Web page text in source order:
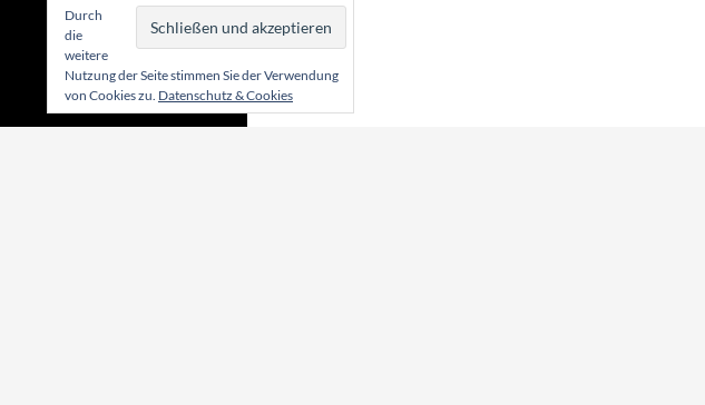
Durch
die
weitere
Nutzung der Seite stimmen Sie der Verwendung
von Cookies zu. Datenschutz & Cookies